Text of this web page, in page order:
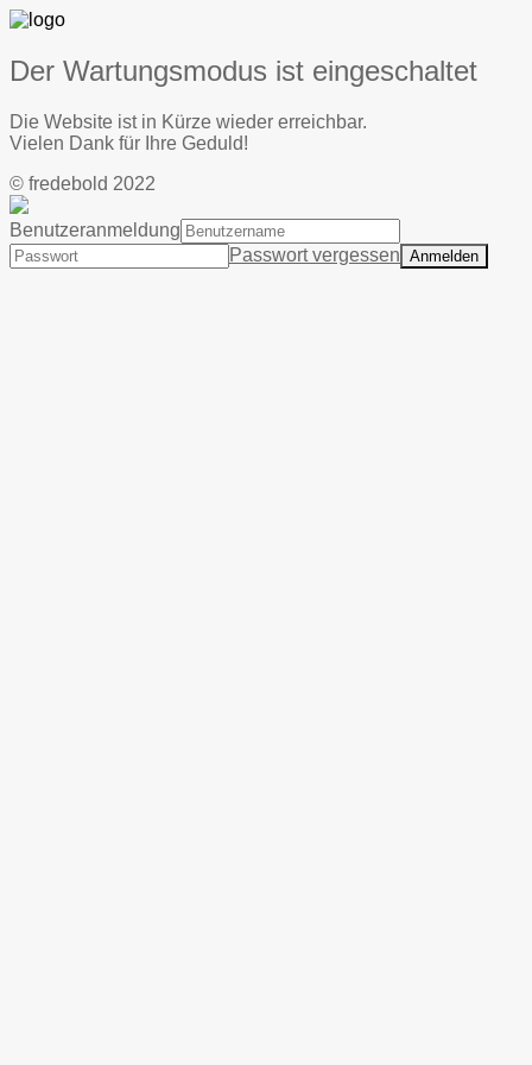
Der Wartungsmodus ist eingeschaltet
Die Website ist in Kürze wieder erreichbar.
Vielen Dank für Ihre Geduld!
© fredebold 2022
Benutzeranmeldung
Passwort vergessen